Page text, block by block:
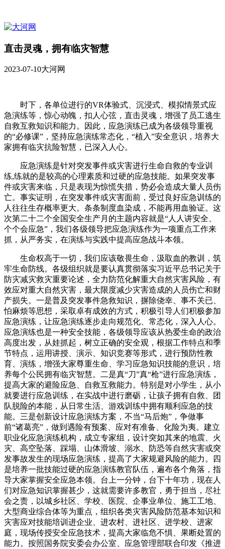
直击灵魂，拥有临灾智慧
2023-07-10大河网
时下，各单位进行的VR体验式、沉浸式、模拟情景式应
急演练等，惊心动魄，扣人心弦，直击灵魂，增强了员工逃生
自救互救知识和能力。因此，应急演练已成为各级领导重视
的“必修课”，坚持应急演练常态化，“植入”安全意识，培养大
家拥有临灾抗险智慧，已深入人心。
应急演练是针对突发事件或灾害进行生命自救的专业训
练,练就的是较高的心理素质和过硬的应急技能。如果突发事
件或灾害来临，只是表现为惊慌失措，势必会造成大量人员伤
亡。事实证明，在突发事件或灾害面前，受过良好应急训练的
人往往生存概率更大。条条制度血染成，不能再用血验证。这
次第二十二个全国安全生产月的主题内容就是“人人讲安全、
个个会应急”，我们各级领导把应急演练作为一项重点工作来
抓，从严务实，在演练与实践中提高应急战斗本领。
生命权高于一切，我们应该敬畏生命，汲取血的教训，筑
牢生命防线。各级组织就是要认真贯彻落实习近平总书记关于
防灾减灾救灾重要论述，全力防范化解重大自然灾害风险，有
效应对重大自然灾害，最大限度减少灾害造成的人员伤亡和财
产损失。一是普及突发事件急救知识，摒除侥幸、事不关已、
怕麻烦等思想，采取卓有成效的方式，积极引导人们积极参加
应急演练，让应急演练逐步走向规范化、常态化，深入人心。
应急演练也是一种安全技能，各级领导应该从热爱生命的政治
高度出发，从娃抓起，树立正确的安全观，根据工作特点和季
节特点，运用讲授、演示、知识竞赛等形式，进行预防性教
育、演练，增强大家尊重生命、学习应急知识技能的意识，培
养每个公民拥有临灾智慧。二是真“刀”真“枪”进行应急演练，
提高大家的避险应急、自救互救能力。特别是对小学生，从小
就要进行应急训练，在实战中进行磨砺，让孩子拥有自救、团
队脱险的本能，从日常生活、游戏训练中拥有顺利应急的技
能。三是创新设计应急演练方案，不当“马后炮”，争做事
前“诸葛亮”，做到遇险有预案、应对有准备、化险为夷。建立
职业化应急演练机构，成立专家组，设计突如其来的地震、火
灾、高空坠落、踩塌、山体滑坡、溺水、防恐等自然灾害或突
发事故发生的现场应急演练，提高了大家规避风险的能力。四
是培养一批技能过硬的应急演练教官队伍，遍布各个角落，指
导大家掌握安全应急本领。台上一分钟，台下十年功，现在人
们对应急知识掌握甚少，这就需要许多教官，勇于担当，尽社
会之责，以城乡社区、学校、医院、企事业单位、施工工地、
大型商业综合体等为重点，组织各类灾害风险防范基本知识和
灾害应对技能培训进企业、进农村、进社区、进学校、进家
庭，现场传授安全应急技术，提高大家临危不惧、果断处置的
能力。按照国务院安委会办公室、应急管理部联合印发《推进